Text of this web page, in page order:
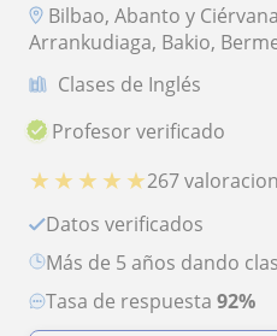
Bilbao, Abanto y
Arrankudiaga, Bakio,
Clases de Inglés
Profesor verificado
★ ★ ★ ★ ★267
Datos verificados
más de 5 años dando
Tasa de respuesta 92%